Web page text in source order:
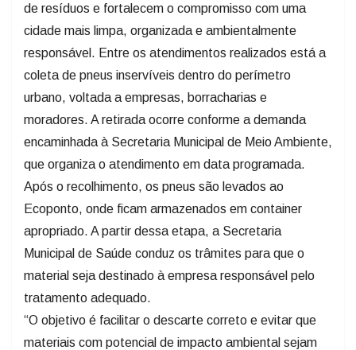
de resíduos e fortalecem o compromisso com uma
cidade mais limpa, organizada e ambientalmente
responsável. Entre os atendimentos realizados está a
coleta de pneus inservíveis dentro do perímetro
urbano, voltada a empresas, borracharias e
moradores. A retirada ocorre conforme a demanda
encaminhada à Secretaria Municipal de Meio Ambiente,
que organiza o atendimento em data programada.
Após o recolhimento, os pneus são levados ao
Ecoponto, onde ficam armazenados em container
apropriado. A partir dessa etapa, a Secretaria
Municipal de Saúde conduz os trâmites para que o
material seja destinado à empresa responsável pelo
tratamento adequado.
“O objetivo é facilitar o descarte correto e evitar que
materiais com potencial de impacto ambiental sejam